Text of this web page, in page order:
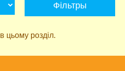
Фільтры
цьому розділ.